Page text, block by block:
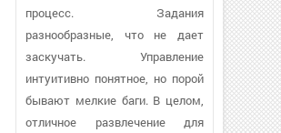
процесс. Задания
разнообразные, что не дает
заскучать. Управление
интуитивно понятное, но порой
бывают мелкие баги. В целом,
отличное развлечение для